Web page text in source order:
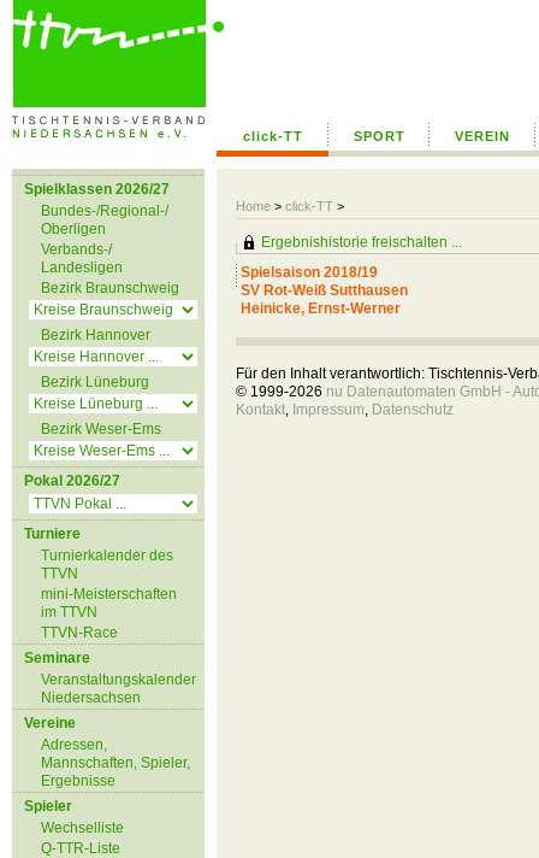
click-TT SPORT VEREIN
Home > click-TT >
Spielklassen 2026/27
Bundes-/Regional-/
Oberligen
Verbands-/
Landesligen
Bezirk Braunschweig
Bezirk Hannover
Bezirk Lüneburg
Bezirk Weser-Ems
Pokal 2026/27
Turniere
Turnierkalender des
TTVN
mini-Meisterschaften
im TTVN
TTVN-Race
Seminare
Veranstaltungskalender
Niedersachsen
Vereine
Adressen,
Mannschaften, Spieler,
Ergebnisse
Spieler
Wechselliste
Q-TTR-Liste
Ergebnishistorie freischalten ...
Spielsaison 2018/19
SV Rot-Weiß Sutthausen
Heinicke, Ernst-Werner
Für den Inhalt verantwortlich: Tischtennis-
© 1999-2026 nu Datenautomaten GmbH -
Kontakt, Impressum, Datenschutz